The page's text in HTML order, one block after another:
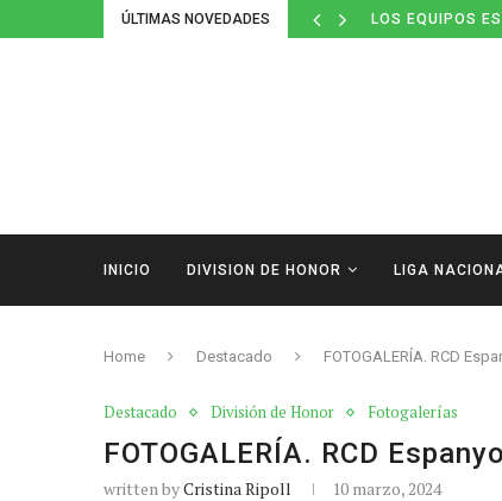
ÚLTIMAS NOVEDADES LOS EQUIPOS
INICIO DIVISION DE HONOR LIGA
Home Destacado FOTOGALERÍA. RCD
Destacado División de Honor Fotogalerías
FOTOGALERÍA. RCD
written byCristina Ripoll 10 marzo, 2024